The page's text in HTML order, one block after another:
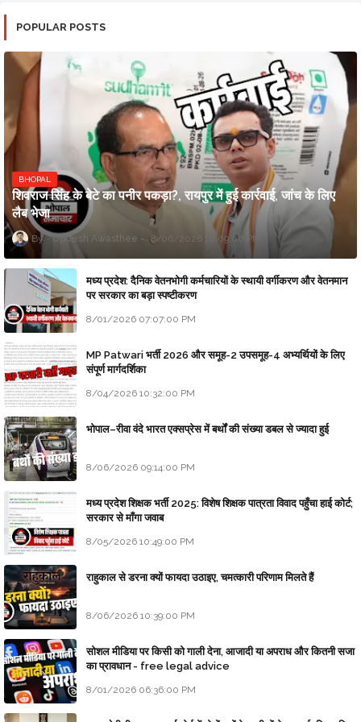
POPULAR POSTS
BHOPAL
शिवराज सिंह के बेटे का पनीर पकड़ा?, रायपुर में हुई कार्रवाई, जांच के लिए
लैब भेजा
Updesh Awasthee 8/06/2026 10:09:00 PM
मध्य प्रदेश: दैनिक वेतनभोगी कर्मचारियों के स्थायी वर्गीकरण और वेतनमान
पर सरकार का बड़ा स्पष्टीकरण
8/01/2026 07:07:00 PM
MP Patwari भर्ती 2026 और समूह-2 उपसमूह-4 अभ्यर्थियों के लिए
संपूर्ण मार्गदर्शिका
8/04/2026 10:32:00 PM
भोपाल–रीवा वंदे भारत एक्सप्रेस में बर्थों की संख्या डबल से ज्यादा हुई
8/06/2026 09:14:00 PM
मध्य प्रदेश शिक्षक भर्ती 2025: विशेष शिक्षक पात्रता विवाद पहुँचा हाई कोर्ट;
सरकार से माँगा जवाब
8/05/2026 10:49:00 PM
राहुकाल से डरना क्यों फायदा उठाइए, चमत्कारी परिणाम मिलते हैं
8/06/2026 10:39:00 PM
सोशल मीडिया पर किसी को गाली देना, आजादी या अपराध और कितनी सजा
का प्रावधान - free legal advice
8/01/2026 06:36:00 PM